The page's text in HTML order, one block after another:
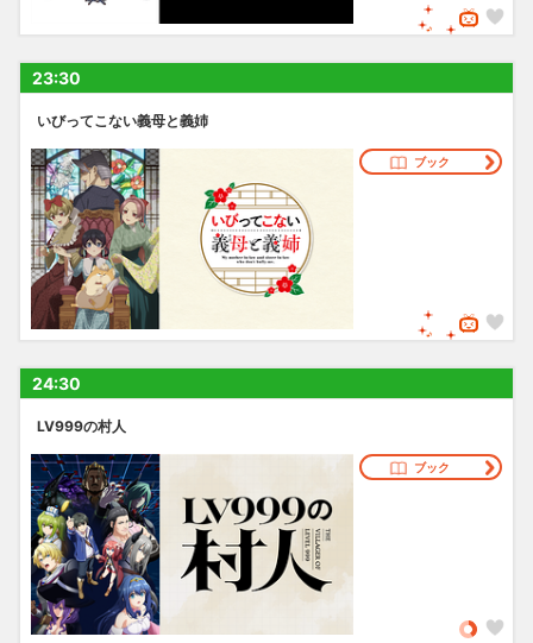
23:30
いびってこない義母と義姉
ブック
24:30
LV999の村人
ブック